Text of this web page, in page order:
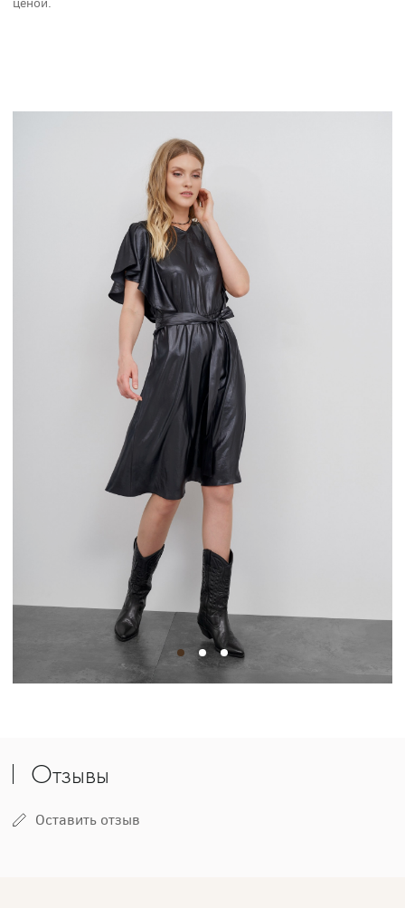
Отзывы
Оставить отзыв